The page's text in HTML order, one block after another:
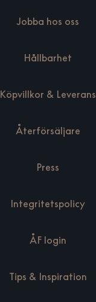
Jobba hos oss
Hållbarhet
Köpvillkor & Leverans
Återförsäljare
Press
Integritetspolicy
ÅF login
Tips & Inspiration